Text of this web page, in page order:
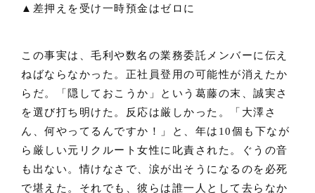
▲差押えを受け一時預金はゼロに
この事実は、毛利や数名の業務委託メンバーに伝え
ねばならなかった。正社員登用の可能性が消えたか
らだ。「隠しておこうか」という葛藤の末、誠実さ
を選び打ち明けた。反応は厳しかった。「大澤さ
ん、何やってるんですか！」と、年は10個も下なが
ら厳しい元リクルート女性に叱責された。ぐうの音
も出ない。情けなさで、涙が出そうになるのを必死
で堪えた。それでも、彼らは誰一人として去らなか